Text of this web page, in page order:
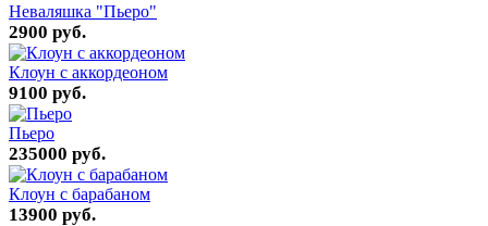
Неваляшка "Пьеро"
2900 руб.
Клоун с аккордеоном
9100 руб.
Пьеро
235000 руб.
Клоун с барабаном
13900 руб.